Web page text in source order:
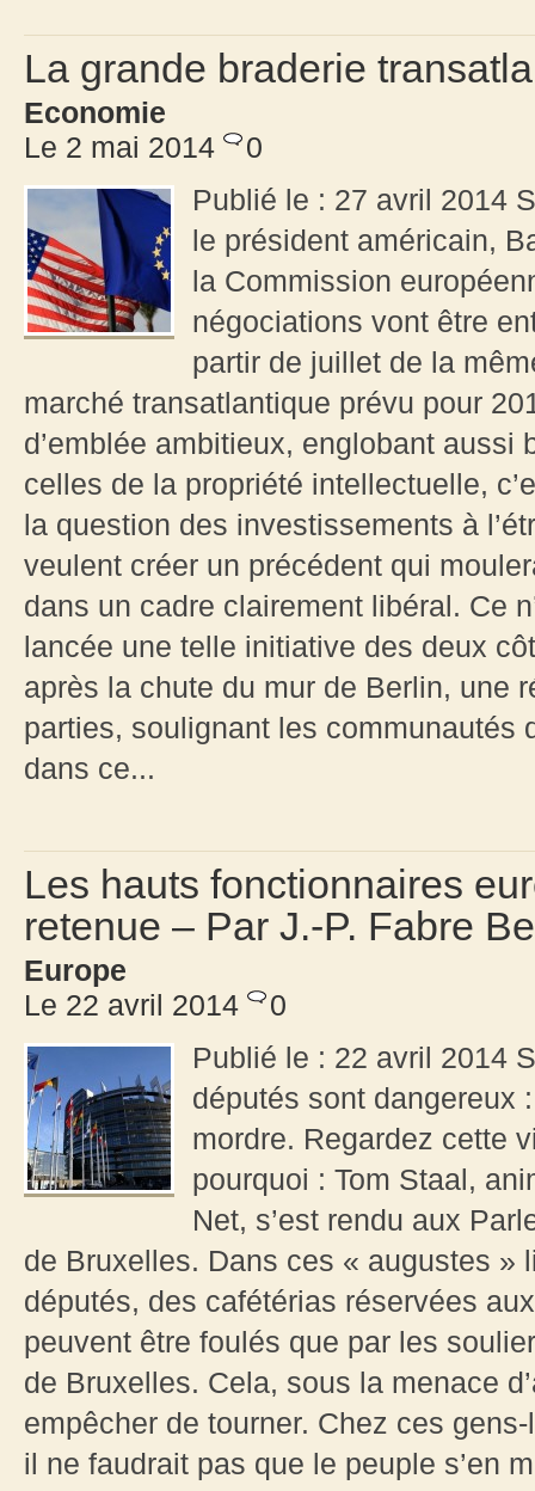
La grande braderie
Economie
Le 2 mai 2014
0
Publié le : 27 avril 2014
le président américain,
la Commission
négociations vont être
partir de juillet de la
marché transatlantique prévu pour
d’emblée ambitieux, englobant
celles de la propriété intellectuelle,
la question des investissements à
veulent créer un précédent qui
dans un cadre clairement libéral. Ce
lancée une telle initiative des deux
après la chute du mur de Berlin, une
parties, soulignant les communautés
dans ce...
Les hauts fonctionnaires
retenue – Par J.-P. Fabre
Europe
Le 22 avril 2014
0
Publié le : 22 avril 2014
députés sont dangereux
mordre. Regardez cette
pourquoi : Tom Staal,
Net, s’est rendu aux
de Bruxelles. Dans ces « augustes »
députés, des cafétérias réservées
peuvent être foulés que par les
de Bruxelles. Cela, sous la menace
empêcher de tourner. Chez ces
il ne faudrait pas que le peuple s’en